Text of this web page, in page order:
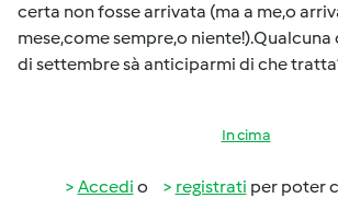
certa non fosse arrivata (ma a me,o
mese,come sempre,o niente!).Qualcuna
di settembre sà anticiparmi di che
In cima
Accedi o registrati per poter